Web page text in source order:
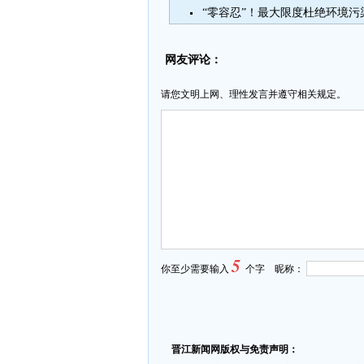
“零容忍”！最大限度杜绝环境污
网友评论：
请您文明上网、理性发言并遵守相关规定。
你至少需要输入5 个字 昵称：
晋江新闻网版权与免责声明：